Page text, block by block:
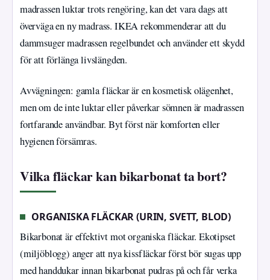
madrassen luktar trots rengöring, kan det vara dags att
överväga en ny madrass. IKEA rekommenderar att du
dammsuger madrassen regelbundet och använder ett skydd
för att förlänga livslängden.
Avvägningen: gamla fläckar är en kosmetisk olägenhet,
men om de inte luktar eller påverkar sömnen är madrassen
fortfarande användbar. Byt först när komforten eller
hygienen försämras.
Vilka fläckar kan bikarbonat ta bort?
ORGANISKA FLÄCKAR (URIN, SVETT, BLOD)
Bikarbonat är effektivt mot organiska fläckar. Ekotipset
(miljöblogg) anger att nya kissfläckar först bör sugas upp
med handdukar innan bikarbonat pudras på och får verka